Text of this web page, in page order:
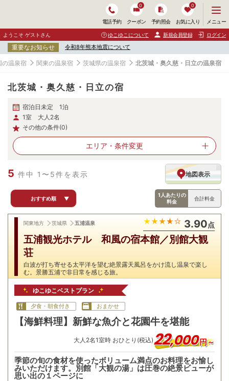
電話予約 クーポン
0
予約照会 お気に入り
0
ニ
ュ
ー
開
く
メニュー
ようこそ ゲストさん ゆこゆこについて 新規会員登録 ログイン
重要なお知らせ 令和8年熊本地震について
の温泉宿 関東の温泉宿 茨城県の温泉宿 北茨城・奥久慈・日立の温泉宿
北茨城・奥久慈・日立の宿
宿泊日未定 1泊
1室 大人2名
その他の条件(0)
エリア・ 条件変更
5 件中 1〜5件を表示 地図表示
おすすめ順 ▼
1人あたりの
料金
合計料金
関東地方 茨城県 五浦温泉 3.90点
五浦観光ホテル 和風の宿本館／別館大観
荘
白波が打ち寄せる太平洋を望む絶景露天風呂をかけ流し温泉で楽し
む。景勝五浦で非日常を感じる旅。
ゆこゆこベストプラン
夕食・朝食付き おまかせ
【海鮮料理】新鮮な魚介と花園牛を堪能
大人 2名1室時 おひとり(税込)22,000円～
季節の旬の食材を使ったボリューム満点のお料理をお愉し
みいただけます。別館「大観の湯」は圧巻の絶景ビューが
思い出の１ページに